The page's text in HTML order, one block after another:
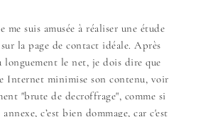
me suis amusée à réaliser une étude
la page de contact idéale. Après
longuement le net, je dois dire que
Internet minimise son contenu, voir
"brute de decroffrage", comme si
c’est bien dommage, car c'est